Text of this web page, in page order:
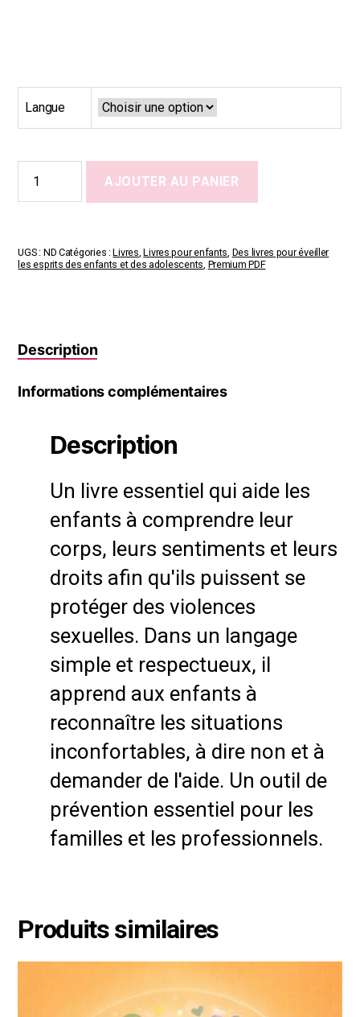
Langue
No!
How
Violence
AJOUTER AU PANIER
UGS : ND Catégories :Livres ,Livres pour enfants Des livres pour éveiller
les esprits des enfants et des adolescents Premium PDF
Description
Informations complémentaires
Description
Un livre essentiel qui aide les
enfants à comprendre leur
corps, leurs sentiments et leurs
droits afin qu'ils puissent se
protéger des violences
sexuelles. Dans un langage
simple et respectueux, il
apprend aux enfants à
reconnaître les situations
inconfortables, à dire non et à
demander de l'aide. Un outil de
prévention essentiel pour les
familles et les professionnels.
Produits similaires